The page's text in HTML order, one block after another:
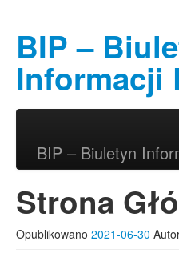
BIP –
Informacji
BIP – Biuletyn
Strona
Opublikowano 2021-06-30